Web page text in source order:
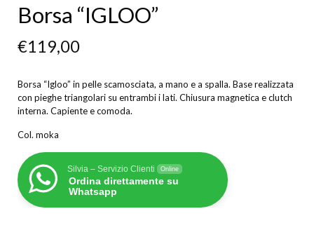
Borsa “IGLOO”
€119,00
Borsa “Igloo” in pelle scamosciata, a mano e a spalla. Base realizzata
con pieghe triangolari su entrambi i lati. Chiusura magnetica e clutch
interna. Capiente e comoda.
Col. moka
Silvia – Servizio Clienti Online
Ordina direttamente su
Whatsapp